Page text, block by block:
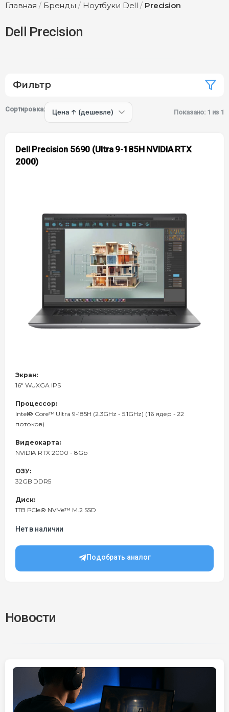
Главная / Бренды / Ноутбуки Dell / Precision
Dell Precision
Фильтр
Сортировка: Показано: 1 из 1
Dell Precision 5690 (Ultra 9-185H NVIDIA RTX
2000)
Экран:
16" WUXGA IPS
Процессор:
Intel® Core™ Ultra 9-185H (2.3GHz - 5.1GHz) ( 16 ядер - 22
потоков)
Видеокарта:
NVIDIA RTX 2000 - 8Gb
ОЗУ:
32GB DDR5
Диск:
1TB PCIe® NVMe™ M.2 SSD
Нет в наличии
Подобрать аналог
Новости